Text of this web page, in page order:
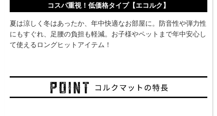
コスパ重視！低価格タイプ【エコルク】
夏は涼しく冬はあったか、年中快適なお部屋に。防音性や弾力性
にもすぐれ、足腰の負担も軽減。お子様やペットまで年中安心し
て使えるロングヒットアイテム！